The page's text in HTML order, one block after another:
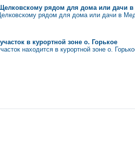
рядом для дома или дачи
рядом для дома или дачи в
в курортной зоне о. Горькое
находится в курортной зоне о.